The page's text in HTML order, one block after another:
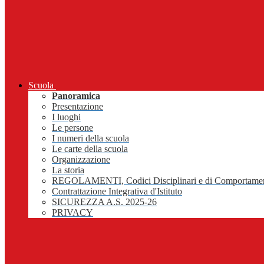
Scuola
Panoramica
Presentazione
I luoghi
Le persone
I numeri della scuola
Le carte della scuola
Organizzazione
La storia
REGOLAMENTI, Codici Disciplinari e di
Contrattazione Integrativa d'Istituto
SICUREZZA A.S. 2025-26
PRIVACY